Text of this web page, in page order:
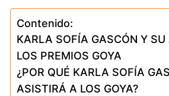
Contenido:
KARLA SOFÍA GASCÓN Y SU
LOS PREMIOS GOYA
¿POR QUÉ KARLA SOFÍA
ASISTIRÁ A LOS GOYA?